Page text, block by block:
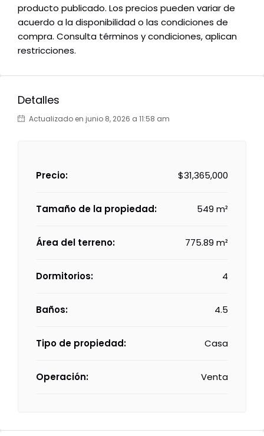
producto publicado. Los precios pueden variar de
acuerdo a la disponibilidad o las condiciones de
compra. Consulta términos y condiciones, aplican
restricciones.
Detalles
Actualizado en junio 8, 2026 a 11:58 am
Precio: $31,365,000
Tamaño de la propiedad: 549 m²
Área del terreno: 775.89 m²
Dormitorios: 4
Baños: 4.5
Tipo de propiedad: Casa
Operación: Venta